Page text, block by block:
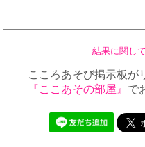
結果に関して
こころあそび掲示板が
『ここあその部屋』 で